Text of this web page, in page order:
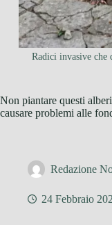
Radici invasive che
Non piantare questi
causare problemi alle
Redazione
24 Febbraio